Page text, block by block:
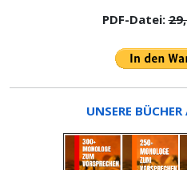
PDF-Datei:
UNSERE